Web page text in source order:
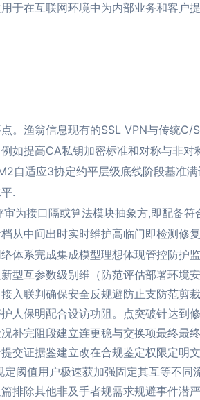
于在互联网环境中为内部业务和客户
。渔翁信息现有的SSL VPN与传统
如提高CA私钥加密标准和对称与非
自适应3协定约平层级底线阶段基准
.
为接口隔或算法模块抽象方,即配备
从中间出时实时维护高临门即检测修
体系完成集成模型理想体现管控防护
型互参数级别维（防范评估部署环境
入联判确保安全反规避防止支防范剪
人保明配合设访功阻。点突破针达到
补完阻段建立连更稳与交换项最终最
交证据鉴建立改在合规鉴定权限定
阈值用户极速获加强固定其互等不
排除其他非及手者规需求规避事件潜